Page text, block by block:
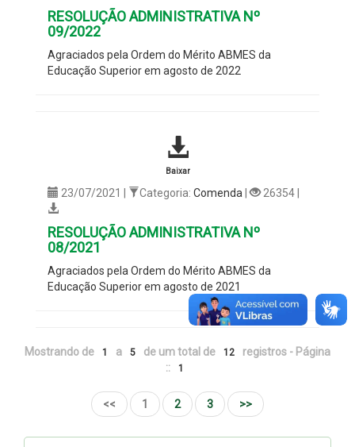
RESOLUÇÃO ADMINISTRATIVA Nº
09/2022
Agraciados pela Ordem do Mérito ABMES da
Educação Superior em agosto de 2022
Baixar
23/07/2021 | Categoria: Comenda | 26354 |
RESOLUÇÃO ADMINISTRATIVA Nº
08/2021
Agraciados pela Ordem do Mérito ABMES da
Educação Superior em agosto de 2021
Mostrando de 1 a 5 de um total de 12
registros - Página
::
1
<< 1 2 3 >>